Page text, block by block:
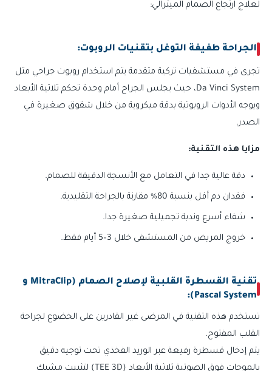
لعلاج ارتجاع الصمام الميترالي:
الجراحة طفيفة التوغل بتقنيات الروبوت:
تجرى في مستشفيات تركية متقدمة يتم استخدام روبوت جراحي مثل
Da Vinci System، حيث يجلس الجراح أمام وحدة تحكم ثلاثية الأبعاد
ويوجه الأدوات الروبوتية بدقة ميكروية من خلال شقوق صغيرة في
الصدر.
مزايا هذه التقنية:
دقة عالية جدا في التعامل مع الأنسجة الدقيقة للصمام.
فقدان دم أقل بنسبة 80% مقارنة بالجراحة التقليدية.
شفاء أسرع وندبة تجميلية صغيرة جدا.
خروج المريض من المستشفى خلال 3–5 أيام فقط.
تقنية القسطرة القلبية لإصلاح الصمام (MitraClip و
Pascal System):
تستخدم هذه التقنية في المرضى غير القادرين على الخضوع لجراحة
القلب المفتوح.
يتم إدخال قسطرة رفيعة عبر الوريد الفخذي تحت توجيه دقيق
بالموجات فوق الصوتية ثلاثية الأبعاد (TEE 3D) لتثبيت مشبك